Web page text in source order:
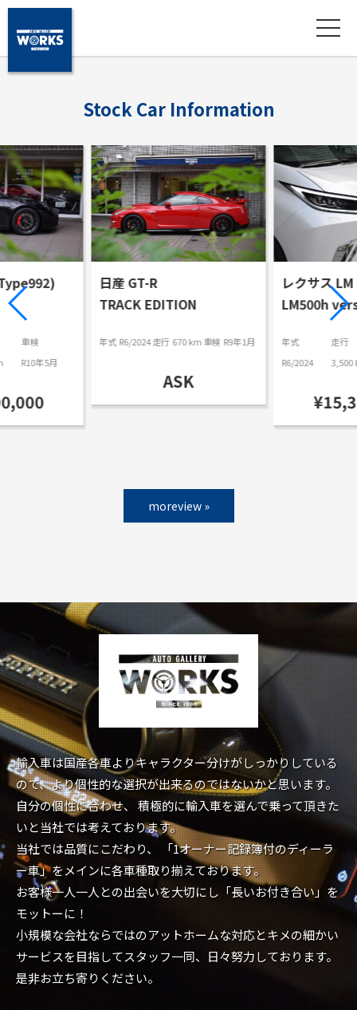
Stock Car Information
車検
R10年5月
日産 GT-R
TRACK EDITION
年式 R6/2024走行 670 km車検 R9年1月
ASK
レクサス LM
LM500h
年式
R6/2024
走行
3,500
moreview »
輸入車は国産各車よりキャラクター分けがしっかりしている
ので、より個性的な選択が出来るのではないかと思います。
自分の個性に合わせ、 積極的に輸入車を選んで乗って頂きた
いと当社では考えております。
当社では品質にこだわり、 「1オーナー記録簿付のディーラ
ー車」をメインに各車種取り揃えております。
お客様一人一人との出会いを大切にし「長いお付き合い」を
モットーに！
小規模な会社ならではのアットホームな対応とキメの細かい
サービスを目指してスタッフ一同、日々努力しております。
是非お立ち寄りください。